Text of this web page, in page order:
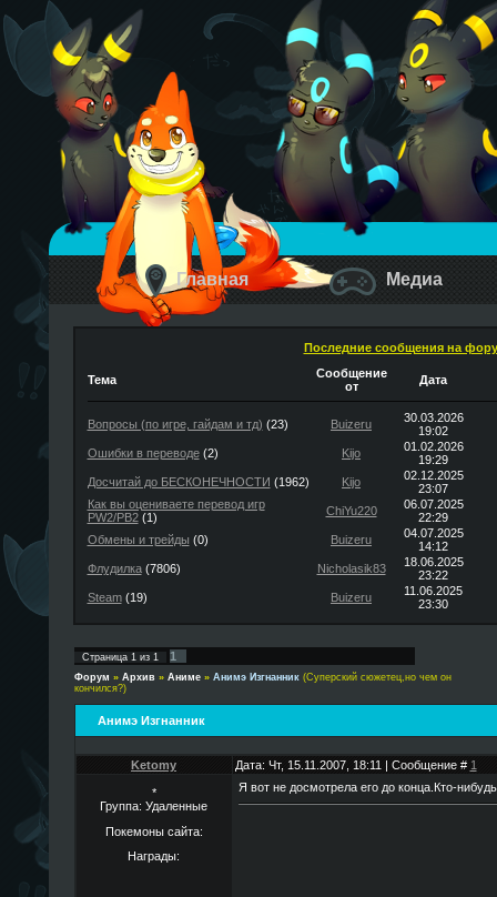
Главная Медиа
Последние сообщения на
Тема
Сообщение
от
Дата
Вопросы (по игре, гайдам и тд) (23) Buizeru
30.03.2026
19:02
Ошибки в переводе(2) Kijo
01.02.2026
19:29
Досчитай до БЕСКОНЕЧНОСТИ (1962) Kijo
02.12.2025
23:07
Как вы оцениваете перевод игр
PW2/PB2(1) ChiYu220
06.07.2025
22:29
Обмены и трейды (0) Buizeru
04.07.2025
14:12
Флудилка(7806) Nicholasik83
18.06.2025
23:22
Steam(19) Buizeru
11.06.2025
23:30
Страница 1из 1 1
Форум » Архив » Аниме » Анимэ Изгнанник (Суперский сюжетец,но чем он
кончился?)
Анимэ Изгнанник
Ketomy Дата: Чт, 15.11.2007, 18:11 | Сообщение # 1
*
Группа: Удаленные
Покемоны сайта:
Награды:
Я вот не досмотрела его до конца.Кто-